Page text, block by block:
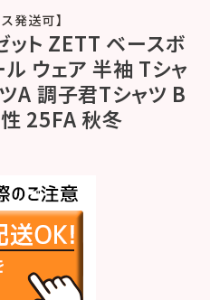
発送可】
ット ZETT ベースボ
ウェア 半袖 Tシャ
A 調子君Tシャツ B
25FA 秋冬